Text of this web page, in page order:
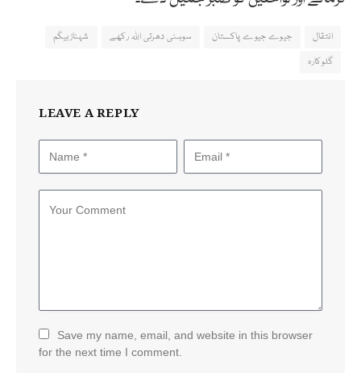
انتقال جیوے جیوے پاکستان سوہنی دھرتی اللہ رکھے
شہنازبیگم
گلوکارہ
LEAVE A REPLY
Save my name, email, and website in this browser
for the next time I comment.